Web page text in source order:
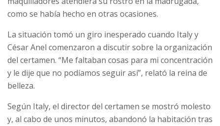
como se había hecho en otras ocasiones.
La situación tomó un giro inesperado cuando Italy y
César Anel comenzaron a discutir sobre la organización
del certamen. “Me faltaban cosas para mi concentración
y le dije que no podíamos seguir así”, relató la reina de
belleza.
Según Italy, el director del certamen se mostró molesto
y, al cabo de unos minutos, abandonó la habitación tras